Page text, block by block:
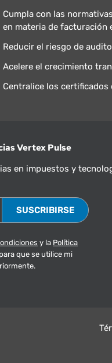
Cumpla con las
en materia de facturación
Reducir el riesgo de
Acelere el crecimiento
Centralice los certificados
Vertex Pulse
en impuestos y
y la Política
que se utilice mi